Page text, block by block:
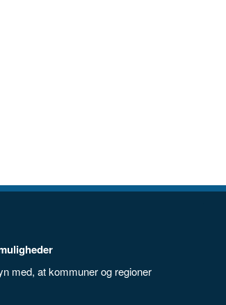
med, at kommuner og regioner